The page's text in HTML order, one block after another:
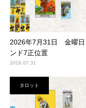
2026年7月31日 金曜
ンド7正位置
2026.07.31
タロット